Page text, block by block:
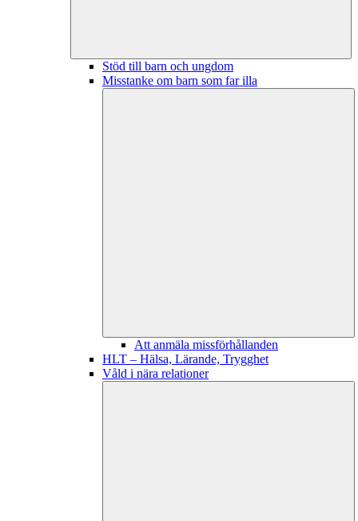
Stöd till barn och ungdom
Misstanke om barn som far illa
Att anmäla missförhållanden
HLT – Hälsa, Lärande, Trygghet
Våld i nära relationer